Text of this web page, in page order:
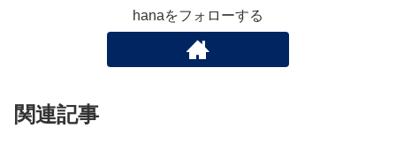
hanaをフォローする
関連記事